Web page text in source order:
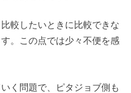
較したいときに比較できな
。この点では少々不便を感
く問題で、ピタジョブ側も